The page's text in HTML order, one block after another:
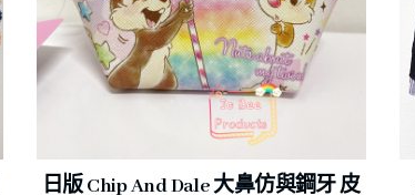
日版 Chip And Dale 大鼻仿與鋼牙 皮